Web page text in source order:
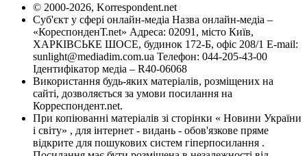
© 2000-2026, Korrespondent.net
Суб'єкт у сфері онлайн-медіа Назва онлайн-медіа –
«КореспонденТ.net» Адреса: 02091, місто Київ,
ХАРКІВСЬКЕ ШОСЕ, будинок 172-Б, офіс 208/1 E-mail:
sunlight@mediadim.com.ua Телефон: 044-205-43-00
Ідентифікатор медіа – R40-06068
Використання будь-яких матеріалів, розміщених на
сайті, дозволяється за умови посилання на
Корреспондент.net.
При копіюванні матеріалів зі сторінки « Новини України
і світу» , для інтернет - видань - обов'язкове пряме
відкрите для пошукових систем гіперпосилання .